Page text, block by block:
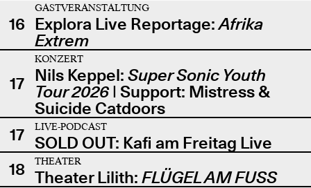
16
GASTVERANSTALTUNG
Explora Live Reportage:Afrika
Extrem
17
KONZERT
Nils Keppel: Super Sonic Youth
Tour 2026| Support: Mistress &
Suicide Catdoors
17
LIVE-PODCAST
SOLD OUT: Kafi am Freitag Live
18
THEATER
Theater Lilith: FLÜGEL AM FUSS